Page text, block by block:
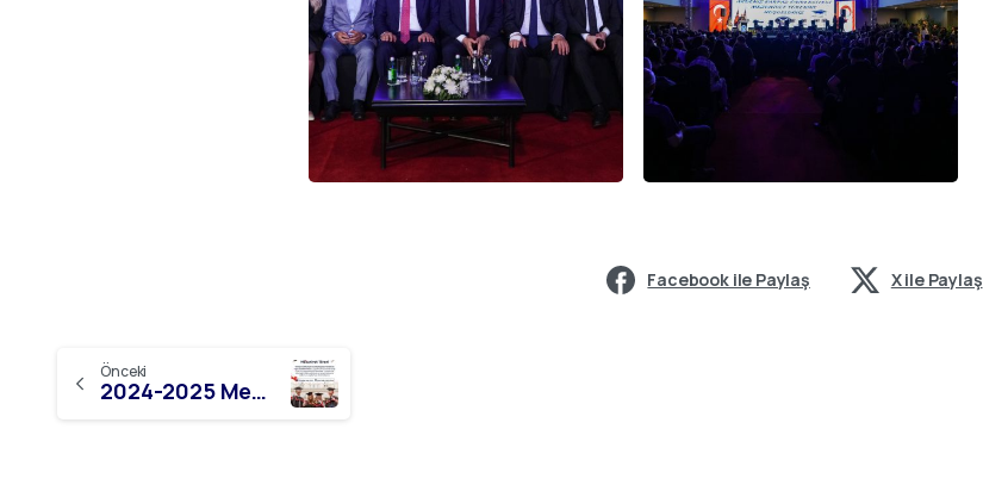
Facebook ile Paylaş X ile Paylaş
Önceki
2024-2025 Mezuniyet Töreni